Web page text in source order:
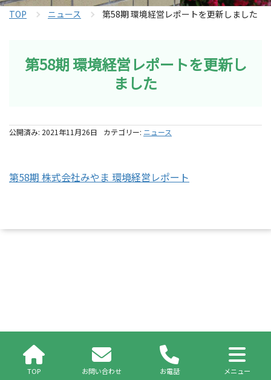
TOP ニュース 第58期 環境経営レポートを更新しました
第58期 環境経営レポートを更新し
ました
公開済み: 2021年11月26日 カテゴリー: ニュース
第58期 株式会社みやま 環境経営レポート
TOP お問い合わせ お電話 メニュー